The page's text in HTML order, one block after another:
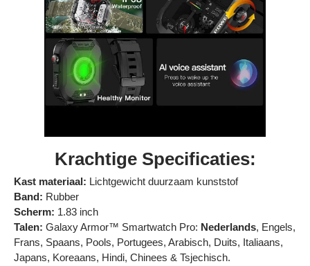
Krachtige Specificaties:
Kast materiaal: Lichtgewicht duurzaam kunststof
Band: Rubber
Scherm: 1.83 inch
Talen: Galaxy Armor™ Smartwatch Pro: Nederlands, Engels,
Frans, Spaans, Pools, Portugees, Arabisch, Duits, Italiaans,
Japans, Koreaans, Hindi, Chinees & Tsjechisch.